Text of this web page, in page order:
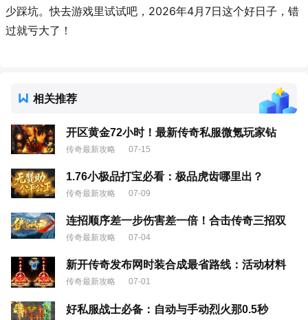
少踩坑。快去游戏里试试吧，2026年4月7日这个好日子，错
过就亏大了！
相关推荐
开区黄金72小时！最新传奇私服微氪玩家钻
传奇最新攻略 07-15
1.76小极品打宝必看：极品虎齿哪里出？
传奇最新攻略 07-09
连招顺序差一步伤害差一倍！合击传奇三招双
传奇最新攻略 07-04
新开传奇发布网时装合成最省路线：活动材料
传奇最新攻略 07-01
好私服战士必备：自动与手动烈火那0.5秒